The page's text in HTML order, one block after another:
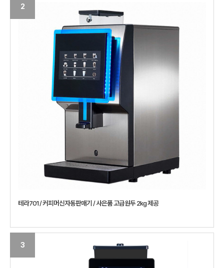
2
테라701 / 커피머신자동판매기 / 사은품 고급원두 2kg 제공
3